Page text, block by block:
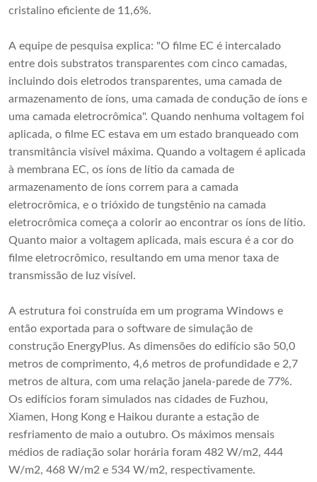
cristalino eficiente de 11,6%.
A equipe de pesquisa explica: "O filme EC é intercalado
entre dois substratos transparentes com cinco camadas,
incluindo dois eletrodos transparentes, uma camada de
armazenamento de íons, uma camada de condução de íons e
uma camada eletrocrômica". Quando nenhuma voltagem foi
aplicada, o filme EC estava em um estado branqueado com
transmitância visível máxima. Quando a voltagem é aplicada
à membrana EC, os íons de lítio da camada de
armazenamento de íons correm para a camada
eletrocrômica, e o trióxido de tungstênio na camada
eletrocrômica começa a colorir ao encontrar os íons de lítio.
Quanto maior a voltagem aplicada, mais escura é a cor do
filme eletrocrômico, resultando em uma menor taxa de
transmissão de luz visível.
A estrutura foi construída em um programa Windows e
então exportada para o software de simulação de
construção EnergyPlus. As dimensões do edifício são 50,0
metros de comprimento, 4,6 metros de profundidade e 2,7
metros de altura, com uma relação janela-parede de 77%.
Os edifícios foram simulados nas cidades de Fuzhou,
Xiamen, Hong Kong e Haikou durante a estação de
resfriamento de maio a outubro. Os máximos mensais
médios de radiação solar horária foram 482 W/m2, 444
W/m2, 468 W/m2 e 534 W/m2, respectivamente.